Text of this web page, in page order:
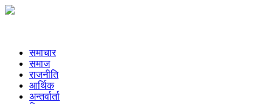
समाचार
समाज
राजनीति
आर्थिक
अन्तर्वार्ता